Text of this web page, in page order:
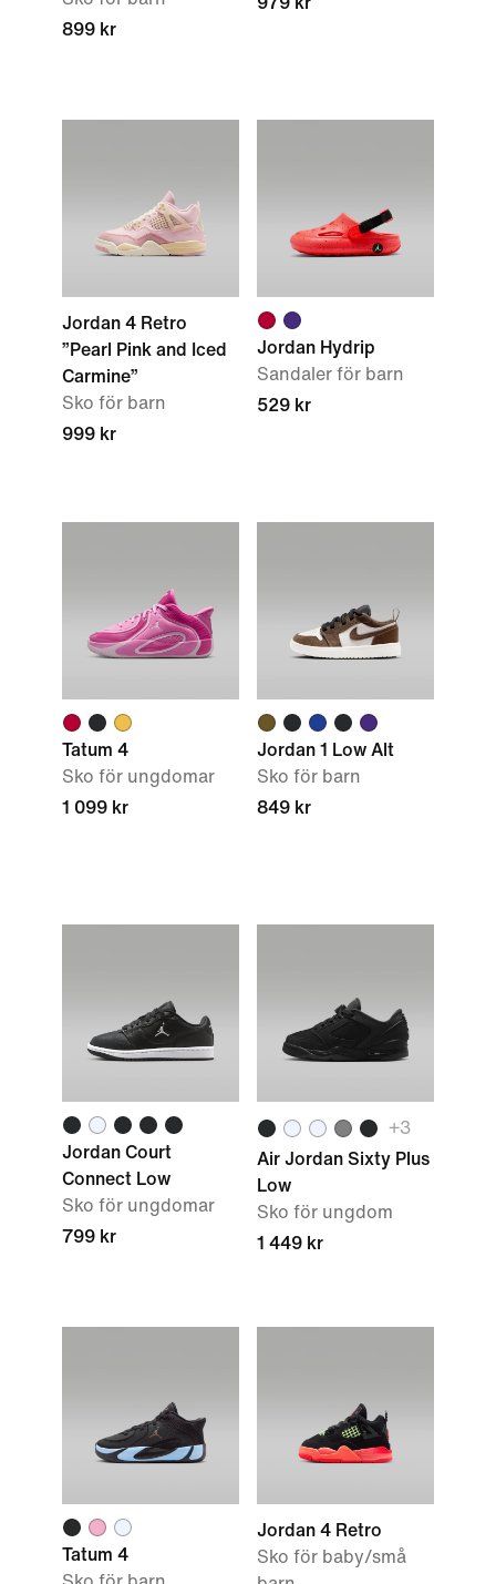
899 kr
Jordan 4 Retro
”Pearl Pink and Iced
Carmine”
Sko för barn
999 kr
Jordan Hydrip
Sandaler för barn
529 kr
Tatum 4
Sko för ungdomar
1 099 kr
Jordan 1 Low Alt
Sko för barn
849 kr
Jordan Court
Connect Low
Sko för ungdomar
799 kr
+3
Air Jordan Sixty Plus
Low
Sko för ungdom
1 449 kr
Tatum 4
Jordan 4 Retro
Sko för baby/små